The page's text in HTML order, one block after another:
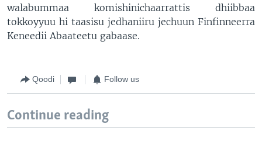
walabummaa komishinichaarrattis dhiibbaa
tokkoyyuu hi taasisu jedhaniiru jechuun Finfinneerra
Keneedii Abaateetu gabaase.
Qoodi Follow us
Continue reading